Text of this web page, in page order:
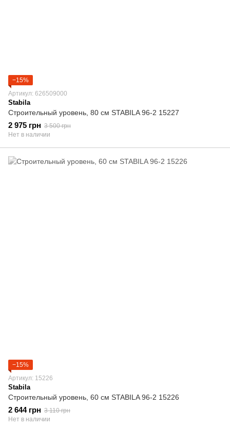
−15%
Артикул: 626509000
Stabila
Строительный уровень, 80 cм STABILA 96-2 15227
2 975 грн 3 500 грн
Нет в наличии
−15%
Артикул: 15226
Stabila
Строительный уровень, 60 cм STABILA 96-2 15226
2 644 грн 3 110 грн
Нет в наличии